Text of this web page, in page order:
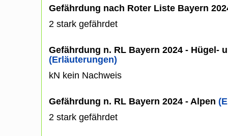
Gefährdung nach Roter Liste Bayern
2 stark gefährdet
Gefährdung n. RL Bayern 2024 - Hügel-
(Erläuterungen)
kN kein Nachweis
Gefährdung n. RL Bayern 2024 - Alpen
2 stark gefährdet